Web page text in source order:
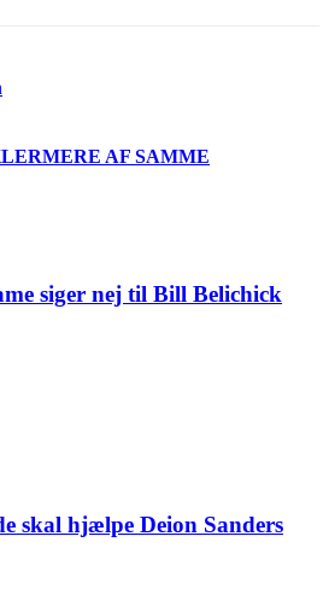
MERE AF SAMME
siger nej til Bill Belichick
skal hjælpe Deion Sanders